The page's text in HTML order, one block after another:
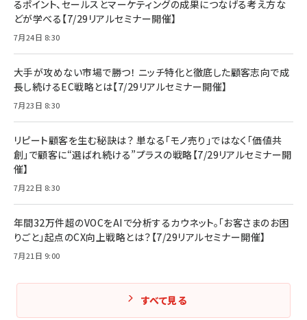
るポイント、セールスとマーケティングの成果につなげる考え方な
どが学べる【7/29リアルセミナー開催】
7月24日 8:30
大手が攻めない市場で勝つ！ ニッチ特化と徹底した顧客志向で成
長し続けるEC戦略とは【7/29リアルセミナー開催】
7月23日 8:30
リピート顧客を生む秘訣は？ 単なる「モノ売り」ではなく「価値共
創」で顧客に“選ばれ続ける”プラスの戦略【7/29リアルセミナー開
催】
7月22日 8:30
年間32万件超のVOCをAIで分析するカウネット。「お客さまのお困
りごと」起点のCX向上戦略とは？【7/29リアルセミナー開催】
7月21日 9:00
すべて見る